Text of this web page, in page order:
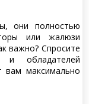
они полностью
или жалюзи
важно? Спросите
обладателей
вам максимально